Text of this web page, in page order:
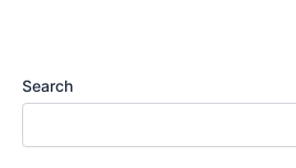
Search